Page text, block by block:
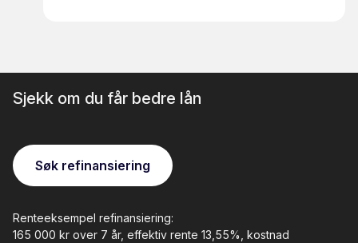
Sjekk om du får bedre lån
Søk refinansiering
Renteeksempel refinansiering:
165 000 kr over 7 år, effektiv rente 13,55%, kostnad